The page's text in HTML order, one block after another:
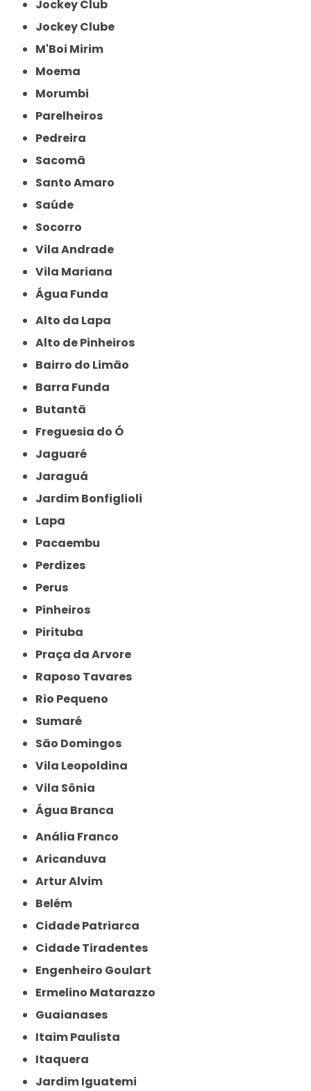
Jockey Club
Jockey Clube
M'Boi Mirim
Moema
Morumbi
Parelheiros
Pedreira
Sacomã
Santo Amaro
Saúde
Socorro
Vila Andrade
Vila Mariana
Água Funda
Alto da Lapa
Alto de Pinheiros
Bairro do Limão
Barra Funda
Butantã
Freguesia do Ó
Jaguaré
Jaraguá
Jardim Bonfiglioli
Lapa
Pacaembu
Perdizes
Perus
Pinheiros
Pirituba
Praça da Arvore
Raposo Tavares
Rio Pequeno
Sumaré
São Domingos
Vila Leopoldina
Vila Sônia
Água Branca
Anália Franco
Aricanduva
Artur Alvim
Belém
Cidade Patriarca
Cidade Tiradentes
Engenheiro Goulart
Ermelino Matarazzo
Guaianases
Itaim Paulista
Itaquera
Jardim Iguatemi